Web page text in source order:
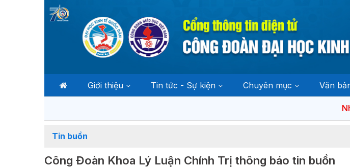
Giới thiệu Tin tức - Sự kiện Chuyên mục Văn
Tin buồn
Công Đoàn Khoa Lý Luận Chính Trị thông báo tin buồn